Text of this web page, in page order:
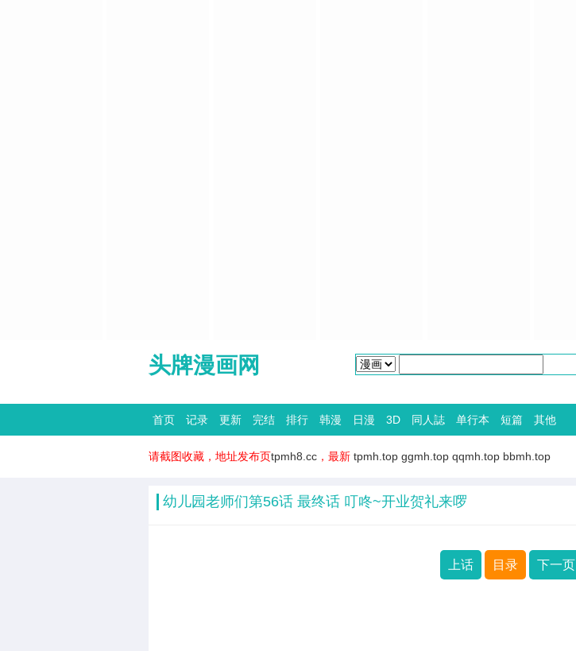
头牌漫画网
首页 记录 更新 完结 排行 韩漫 日漫 3D 同人誌 单行本 短篇 其他
请截图收藏，地址发布页tpmh8.cc ，最新 tpmh.top ggmh.top qqmh.top bbmh.top
幼儿园老师们第56话 最终话 叮咚~开业贺礼来啰
上话 目录 下一页